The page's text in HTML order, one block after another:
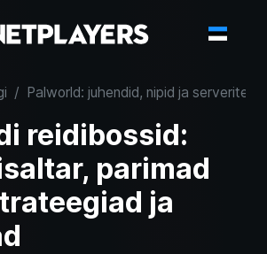
/ Palworld: juhendid, nipid ja
reidibossid:
parimad
ja